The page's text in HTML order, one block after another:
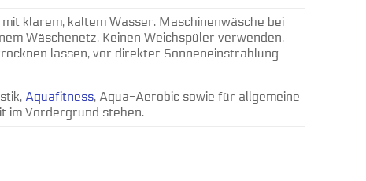
klarem, kaltem Wasser. Maschinenwäsche bei
Wäschenetz. Keinen Weichspüler verwenden.
lassen, vor direkter Sonneneinstrahlung
Aquafitness, Aqua-Aerobic sowie für allgemeine
im Vordergrund stehen.